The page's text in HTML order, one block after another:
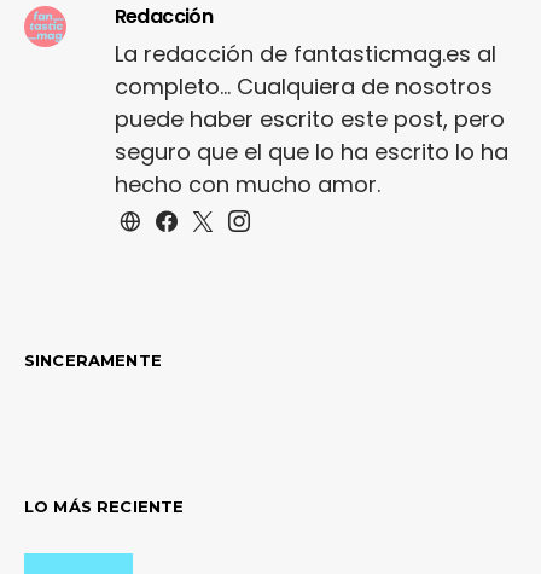
Redacción
La redacción de fantasticmag.es al
completo... Cualquiera de nosotros
puede haber escrito este post, pero
seguro que el que lo ha escrito lo ha
hecho con mucho amor.
SINCERAMENTE
LO MÁS RECIENTE